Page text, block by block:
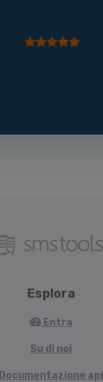
Esplora
Entra
Su di noi
Documentazione api